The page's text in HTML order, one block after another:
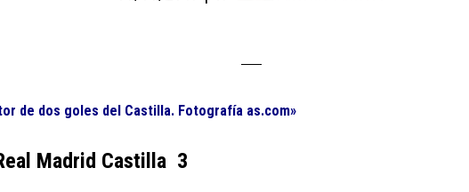
de dos goles del Castilla. Fotografía as.com»
Madrid Castilla 3